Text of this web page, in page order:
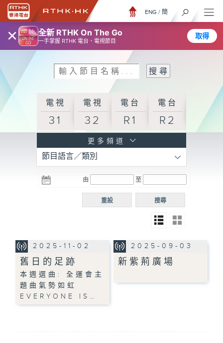
× 全新 RTHK On The Go
一手掌握 RTHK 電台、電視節目
取得
ENG / 簡
電視
31
電視
32
電台
R1
電台
R2
R3
電台 電台
R5
電台
普通
更多頻道
節目語言／類別
由 至
搜尋
重設
2025-11-02
舊日的足跡
本週選曲: 全運會主
題曲氣勢如虹
EVERYONE IS…
2025-09-03
新紫荊廣場